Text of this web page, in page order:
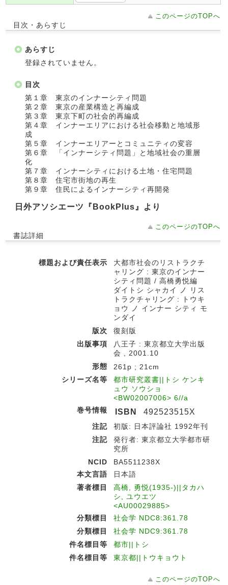
このページのTOPへ
目次・あらすじ
あらすじ
登録されていません。
目次
第１章 東京のインナーシティ問題
第２章 東京の産業構造と再編成
第３章 東京下町の社会的再編成
第４章 インナーエリアにおける社会移動と地域形
成
第５章 インナーエリアーとコミュニティの変容
第６章 「インナーシティ問題」と地域社会の重層
化
第７章 インナーシティにおける土地・住宅問題
第８章 住宅市街地の再生
第９章 住民によるインナーシティ再開発
日外アソシエーツ『BookPlus』より
このページのTOPへ
書誌詳細
標題および責任表示
大都市社会のリストラクチ
ャリング : 東京のインナー
シティ問題 / 高橋勇悦編
ダイトシ シャカイ ノ リス
トラクチャリング : トウキ
ョウ ノ インナー シティ モ
ンダイ
版次
復刻版
出版事項
八王子 : 東京都立大学出版
会 , 2001.10
形態
261p ; 21cm
シリーズ名等
都市研究叢書||トシ ケンキ
ュウ ソウショ
<BW02007006> 6//a
巻号情報
ISBN 492523515X
注記
初版: 日本評論社 1992年刊
注記
発行者: 東京都立大学都市研
究所
NCID
BA5511238X
本文言語
日本語
著者標目
高橋, 勇悦(1935-)||タカハ
シ, ユウエツ
<AU00029885>
分類標目
社会学 NDC8:361.78
分類標目
社会学 NDC9:361.78
件名標目等
都市||トシ
件名標目等
東京都||トウキョウト
このページのTOPへ